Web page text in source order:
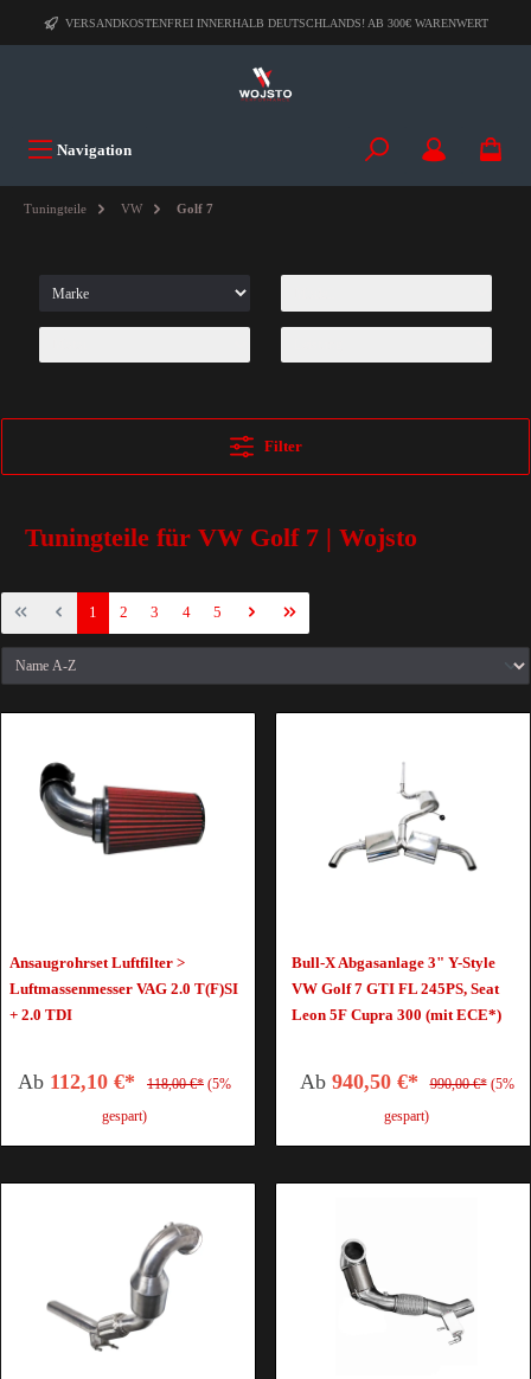
VERSANDKOSTENFREI INNERHALB DEUTSCHLANDS! AB 300€ WARENWERT
Navigation
Tuningteile VW Golf 7
Filter
Tuningteile für VW Golf 7 | Wojsto
1 2 3 4 5
Ansaugrohrset Luftfilter >
Luftmassenmesser VAG 2.0 T(F)SI
+ 2.0 TDI
Ab 112,10 €* 118,00 €* (5%
gespart)
Bull-X Abgasanlage 3" Y-Style
VW Golf 7 GTI FL 245PS, Seat
Leon 5F Cupra 300 (mit ECE*)
Ab 940,50 €* 990,00 €* (5%
gespart)